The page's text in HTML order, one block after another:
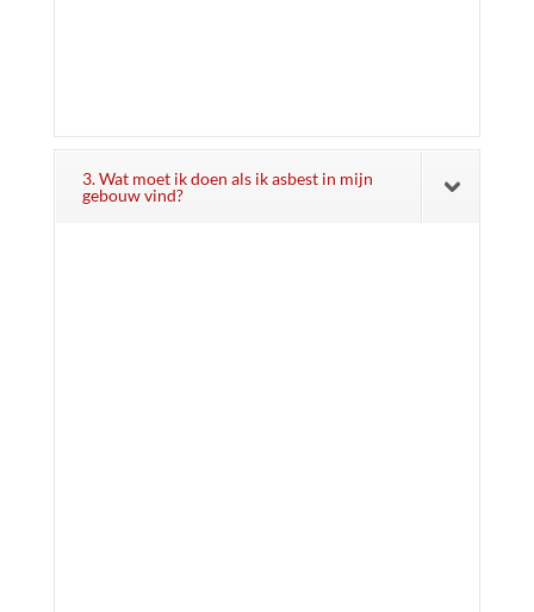
3. Wat moet ik doen als ik asbest in mijn
gebouw vind?